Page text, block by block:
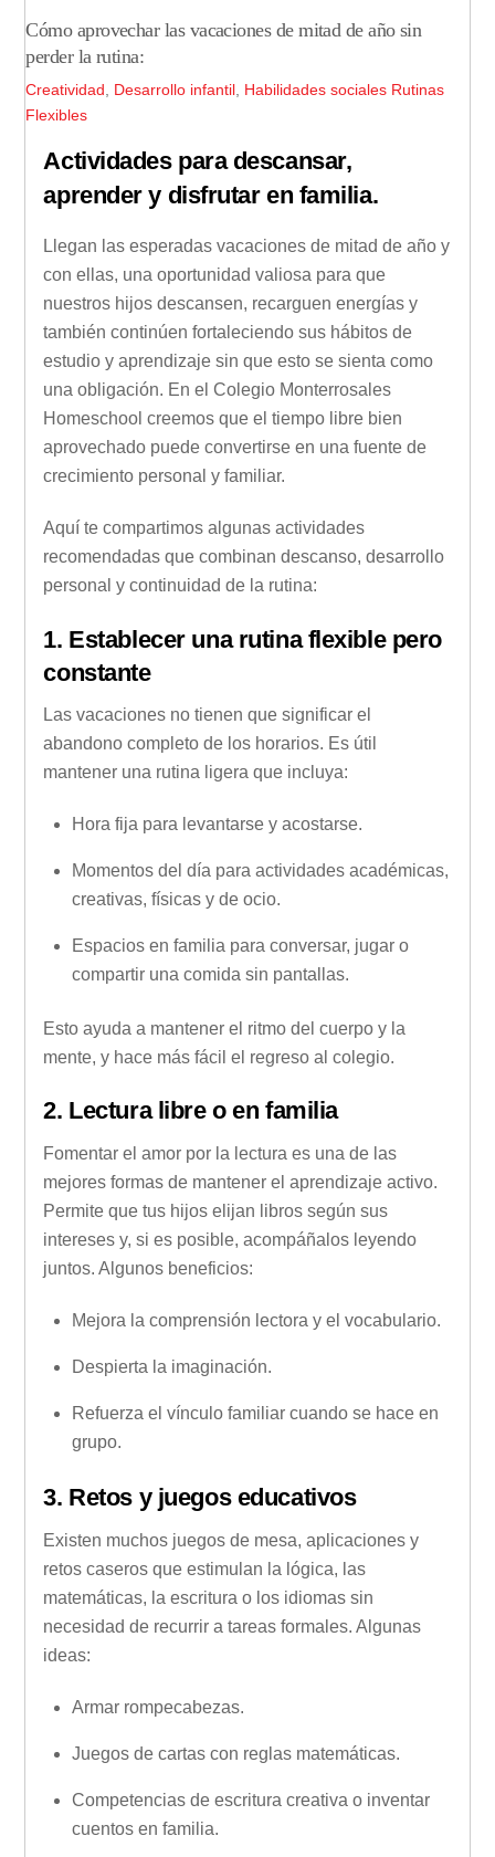
Cómo aprovechar las vacaciones de mitad de año sin
perder la rutina:
Creatividad Desarrollo infantil Habilidades sociales Rutinas
Flexibles
Actividades para descansar,
aprender y disfrutar en familia.
Llegan las esperadas vacaciones de mitad de año y
con ellas, una oportunidad valiosa para que
nuestros hijos descansen, recarguen energías y
también continúen fortaleciendo sus hábitos de
estudio y aprendizaje sin que esto se sienta como
una obligación. En el Colegio Monterrosales
Homeschool creemos que el tiempo libre bien
aprovechado puede convertirse en una fuente de
crecimiento personal y familiar.
Aquí te compartimos algunas actividades
recomendadas que combinan descanso, desarrollo
personal y continuidad de la rutina:
1. Establecer una rutina flexible pero
constante
Las vacaciones no tienen que significar el
abandono completo de los horarios. Es útil
mantener una rutina ligera que incluya:
Hora fija para levantarse y acostarse.
Momentos del día para actividades académicas,
creativas, físicas y de ocio.
Espacios en familia para conversar, jugar o
compartir una comida sin pantallas.
Esto ayuda a mantener el ritmo del cuerpo y la
mente, y hace más fácil el regreso al colegio.
2. Lectura libre o en familia
Fomentar el amor por la lectura es una de las
mejores formas de mantener el aprendizaje activo.
Permite que tus hijos elijan libros según sus
intereses y, si es posible, acompáñalos leyendo
juntos. Algunos beneficios:
Mejora la comprensión lectora y el vocabulario.
Despierta la imaginación.
Refuerza el vínculo familiar cuando se hace en
grupo.
3. Retos y juegos educativos
Existen muchos juegos de mesa, aplicaciones y
retos caseros que estimulan la lógica, las
matemáticas, la escritura o los idiomas sin
necesidad de recurrir a tareas formales. Algunas
ideas:
Armar rompecabezas.
Juegos de cartas con reglas matemáticas.
Competencias de escritura creativa o inventar
cuentos en familia.